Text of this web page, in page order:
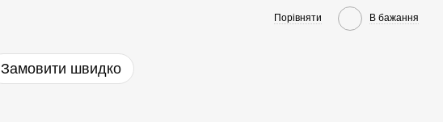
Порівняти В бажання
Замовити швидко